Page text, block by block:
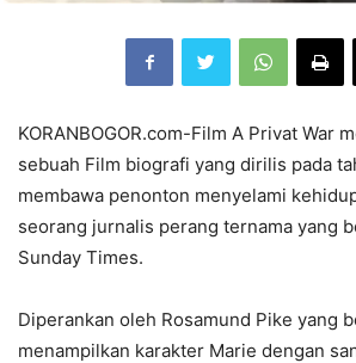
KORANBOGOR.com-Film A Privat War
sebuah Film biografi yang dirilis pada
membawa penonton menyelami
seorang jurnalis perang ternama yang
Sunday Times.
Diperankan oleh Rosamund Pike yang
menampilkan karakter Marie dengan